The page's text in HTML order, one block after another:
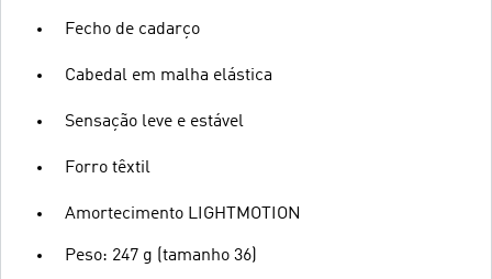
Fecho de cadarço
Cabedal em malha elástica
Sensação leve e estável
Forro têxtil
Amortecimento LIGHTMOTION
Peso: 247 g (tamanho 36)